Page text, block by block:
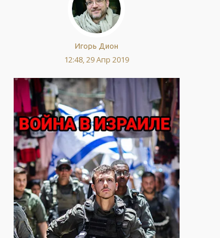
Игорь Дион
12:48, 29 Апр 2019